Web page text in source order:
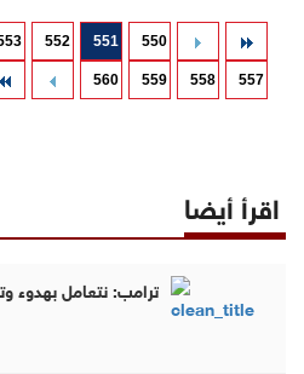
550
551
552
557
558
559
560
اقرأ أيضا
ترامب: نتعامل بهدوء